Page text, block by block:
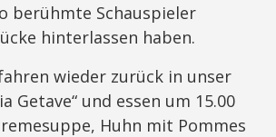
berühmte Schauspieler
hinterlassen haben.
wieder zurück in unser
Getave“ und essen um 15.00
Huhn mit Pommes